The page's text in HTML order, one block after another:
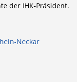
der IHK-Präsident.
Neckar